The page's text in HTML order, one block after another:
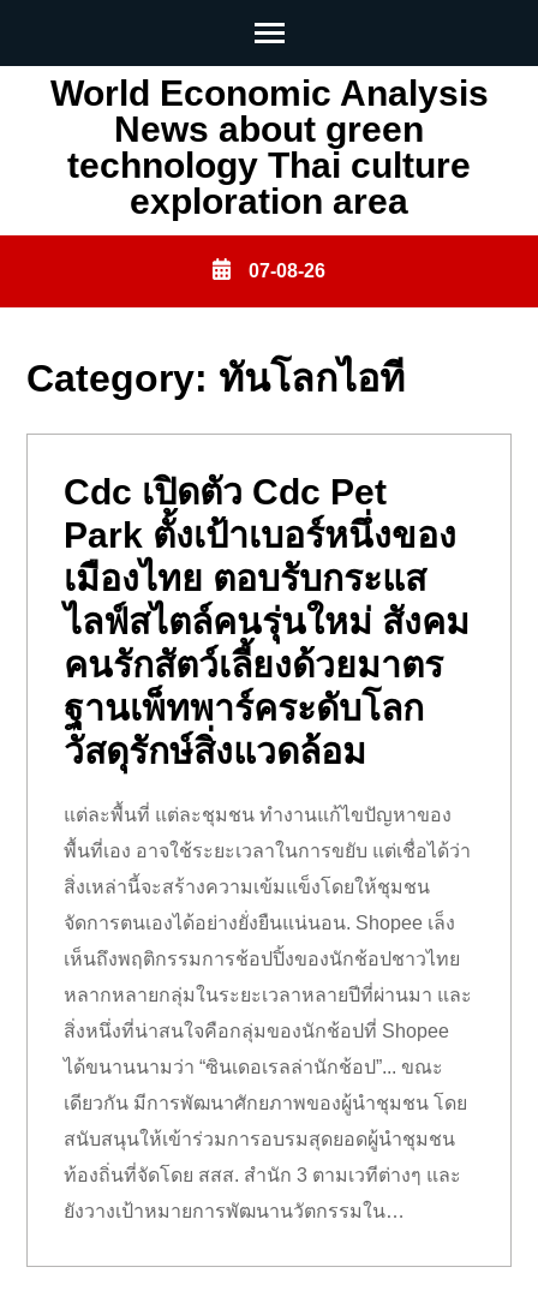
World Economic Analysis
News about green
technology Thai culture
exploration area
07-08-26
Category: ทันโลกไอที
Cdc เปิดตัว Cdc Pet
Park ตั้งเป้าเบอร์หนึ่งของ
เมืองไทย ตอบรับกระแส
ไลฟ์สไตล์คนรุ่นใหม่ สังคม
คนรักสัตว์เลี้ยงด้วยมาตร
ฐานเพ็ทพาร์คระดับโลก
วัสดุรักษ์สิ่งแวดล้อม
แต่ละพื้นที่ แต่ละชุมชน ทำงานแก้ไขปัญหาของ
พื้นที่เอง อาจใช้ระยะเวลาในการขยับ แต่เชื่อได้ว่า
สิ่งเหล่านี้จะสร้างความเข้มแข็งโดยให้ชุมชน
จัดการตนเองได้อย่างยั่งยืนแน่นอน. Shopee เล็ง
เห็นถึงพฤติกรรมการช้อปปิ้งของนักช้อปชาวไทย
หลากหลายกลุ่มในระยะเวลาหลายปีที่ผ่านมา และ
สิ่งหนึ่งที่น่าสนใจคือกลุ่มของนักช้อปที่ Shopee
ได้ขนานนามว่า “ซินเดอเรลล่านักช้อป”... ขณะ
เดียวกัน มีการพัฒนาศักยภาพของผู้นำชุมชน โดย
สนับสนุนให้เข้าร่วมการอบรมสุดยอดผู้นำชุมชน
ท้องถิ่นที่จัดโดย สสส. สำนัก 3 ตามเวทีต่างๆ และ
ยังวางเป้าหมายการพัฒนานวัตกรรมใน…